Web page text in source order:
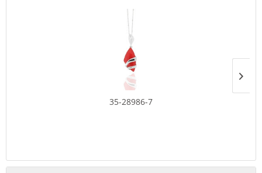
35-28986-7